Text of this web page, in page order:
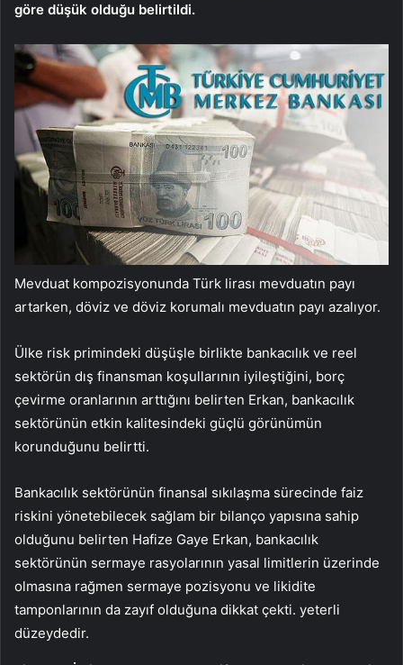
göre düşük olduğu belirtildi.
Mevduat kompozisyonunda Türk lirası mevduatın payı
artarken, döviz ve döviz korumalı mevduatın payı azalıyor.
Ülke risk primindeki düşüşle birlikte bankacılık ve reel
sektörün dış finansman koşullarının iyileştiğini, borç
çevirme oranlarının arttığını belirten Erkan, bankacılık
sektörünün etkin kalitesindeki güçlü görünümün
korunduğunu belirtti.
Bankacılık sektörünün finansal sıkılaşma sürecinde faiz
riskini yönetebilecek sağlam bir bilanço yapısına sahip
olduğunu belirten Hafize Gaye Erkan, bankacılık
sektörünün sermaye rasyolarının yasal limitlerin üzerinde
olmasına rağmen sermaye pozisyonu ve likidite
tamponlarının da zayıf olduğuna dikkat çekti. yeterli
düzeydedir.